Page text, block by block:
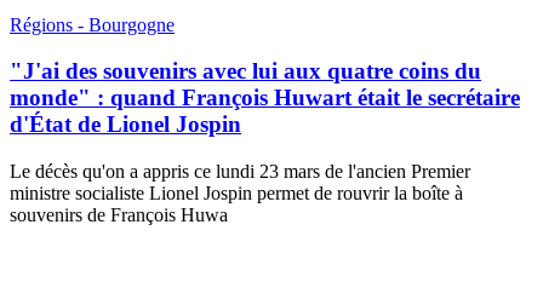
Régions - Bourgogne
"J'ai des souvenirs avec lui aux quatre coins du
monde" : quand François Huwart était le secrétaire
d'État de Lionel Jospin
Le décès qu'on a appris ce lundi 23 mars de l'ancien Premier
ministre socialiste Lionel Jospin permet de rouvrir la boîte à
souvenirs de François Huwa